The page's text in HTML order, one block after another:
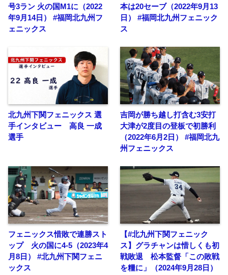
号3ラン 火の国M1に（2022
年9月14日） #福岡北九州フ
ェニックス
本は20セーブ（2022年9月13
日） #福岡北九州フェニック
ス
北九州下関フェニックス 選
手インタビュー 高良 一成
選手
吉岡が勝ち越し打含む3安打
大津が2度目の登板で初勝利
（2022年6月2日） #福岡北九
州フェニックス
フェニックス惜敗で連勝スト
ップ 火の国に4-5（2023年4
月8日） #北九州下関フェニ
ックス
【#北九州下関フェニック
ス】グラチャンは惜しくも初
戦敗退 松本監督「この敗戦
を糧に」（2024年9月28日）